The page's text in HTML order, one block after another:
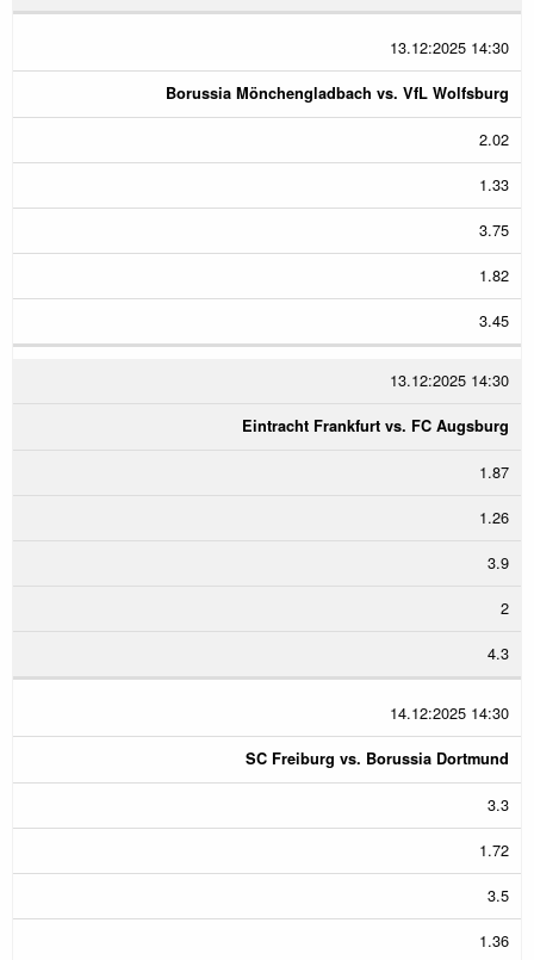
13.12:2025 14:30
Borussia Mönchengladbach vs. VfL Wolfsburg
2.02
1.33
3.75
1.82
3.45
13.12:2025 14:30
Eintracht Frankfurt vs. FC Augsburg
1.87
1.26
3.9
2
4.3
14.12:2025 14:30
SC Freiburg vs. Borussia Dortmund
3.3
1.72
3.5
1.36